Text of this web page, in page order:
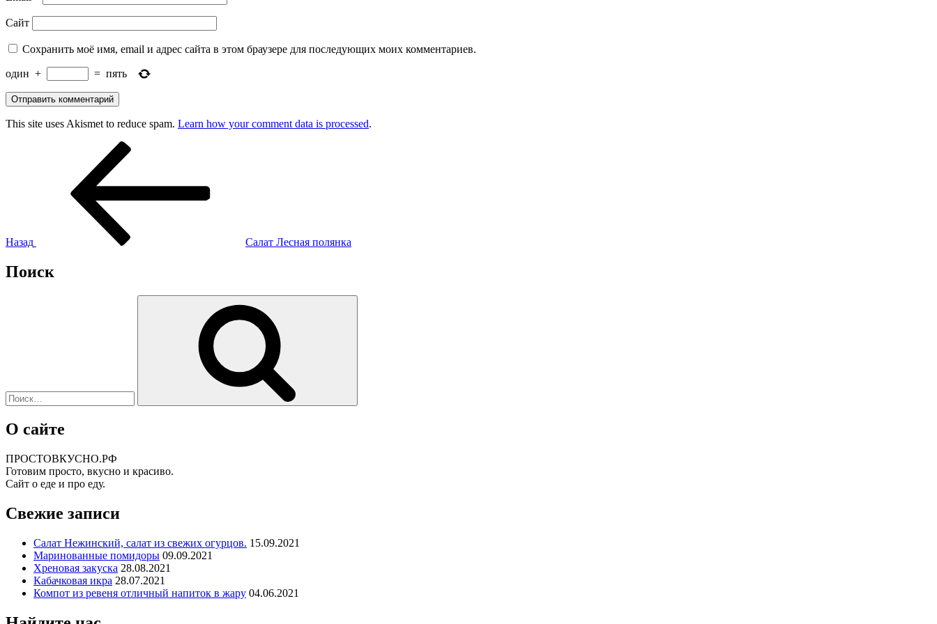
Сайт
Сохранить моё имя, email и адрес сайта в этом браузере для последующих моих комментариев.
один + = пять
This site uses Akismet to reduce spam. Learn how your comment data is processed.
Назад Салат Лесная полянка
Поиск
О сайте
ПРОСТОВКУСНО.РФ
Готовим просто, вкусно и красиво.
Сайт о еде и про еду.
Свежие записи
Салат Нежинский, салат из свежих огурцов. 15.09.2021
Маринованные помидоры 09.09.2021
Хреновая закуска 28.08.2021
Кабачковая икра 28.07.2021
Компот из ревеня отличный напиток в жару 04.06.2021